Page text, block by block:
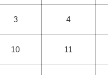
3 4
10 11